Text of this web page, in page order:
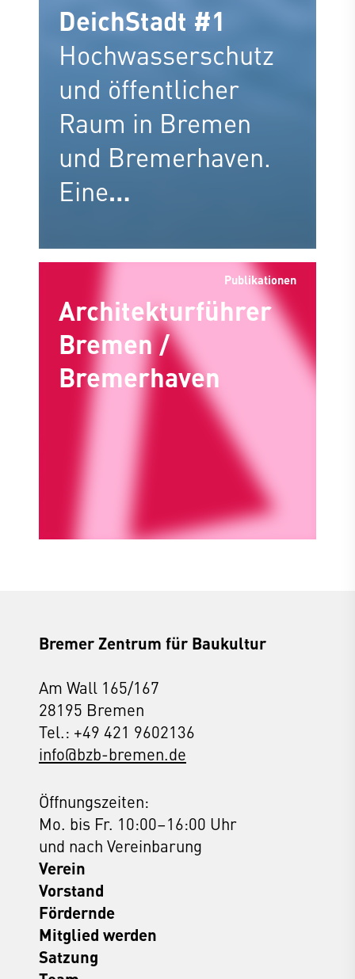
DeichStadt #1
Hochwasserschutz
und öffentlicher
Raum in Bremen
und Bremerhaven.
Eine
Publikationen
Architekturführer
Bremen /
Bremerhaven
Bremer Zentrum für Baukultur
Am Wall 165/167
28195 Bremen
Tel.: +49 421 9602136
info@bzb-bremen.de
Öffnungszeiten:
Mo. bis Fr. 10:00–16:00 Uhr
und nach Vereinbarung
Verein
Vorstand
Fördernde
Mitglied werden
Satzung